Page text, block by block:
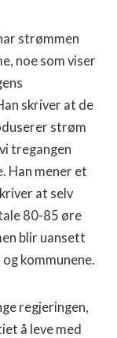
strømmen
noe som viser
skriver at de
strøm
tregangen
Han mener et
at selv
80-85 øre
blir uansett
kommunene.
regjeringen,
å leve med